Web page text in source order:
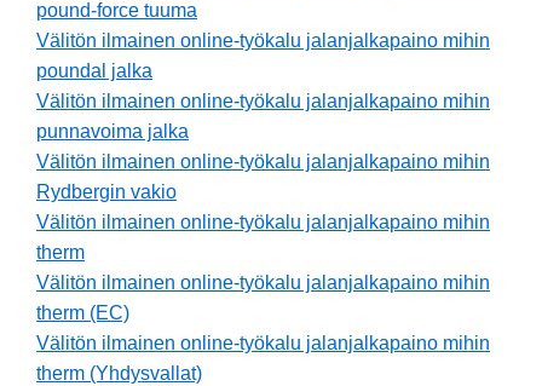
pound-force tuuma
Välitön ilmainen online-työkalu jalanjalkapaino mihin
poundal jalka
Välitön ilmainen online-työkalu jalanjalkapaino mihin
punnavoima jalka
Välitön ilmainen online-työkalu jalanjalkapaino mihin
Rydbergin vakio
Välitön ilmainen online-työkalu jalanjalkapaino mihin
therm
Välitön ilmainen online-työkalu jalanjalkapaino mihin
therm (EC)
Välitön ilmainen online-työkalu jalanjalkapaino mihin
therm (Yhdysvallat)